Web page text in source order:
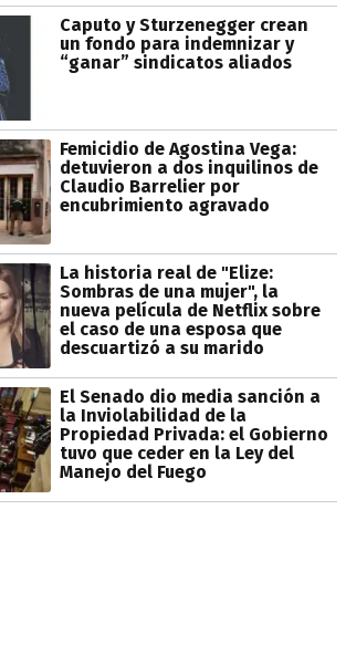
Caputo y Sturzenegger crean
un fondo para indemnizar y
“ganar” sindicatos aliados
Femicidio de Agostina Vega:
detuvieron a dos inquilinos de
Claudio Barrelier por
encubrimiento agravado
La historia real de "Elize:
Sombras de una mujer", la
nueva película de Netflix sobre
el caso de una esposa que
descuartizó a su marido
El Senado dio media sanción a
la Inviolabilidad de la
Propiedad Privada: el Gobierno
tuvo que ceder en la Ley del
Manejo del Fuego